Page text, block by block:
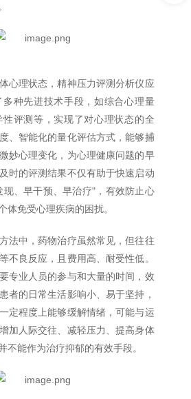
心理状态，精神压力评测分析仪应
种先进技术手段，如综合心理量
评测等，实现了对心理状态的全
、智能化的量化评估方式，能够捕
妙心理变化，为心理健康问题的早
时的评测结果不仅有助于快速启动
现、早干预、早治疗"，有效防止心
体免受心理疾病的困扰。
法中，药物治疗虽然常见，但往往
不良反应，且费用高、耐受性低。
专业人员的参与和大量的时间，效
者的日常生活影响小、易于坚持，
定程度上能够缓解情绪，可能与运
加人际交往、减轻压力、提高身体
不能作为治疗抑郁的有效手段。